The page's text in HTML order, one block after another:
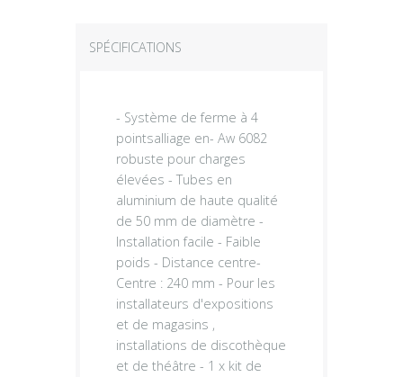
SPÉCIFICATIONS
- Système de ferme à 4
pointsalliage en- Aw 6082
robuste pour charges
élevées - Tubes en
aluminium de haute qualité
de 50 mm de diamètre -
Installation facile - Faible
poids - Distance centre-
Centre : 240 mm - Pour les
installateurs d'expositions
et de magasins ,
installations de discothèque
et de théâtre - 1 x kit de